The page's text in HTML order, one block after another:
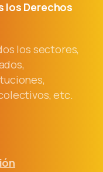
los Derechos
los sectores,
etc.